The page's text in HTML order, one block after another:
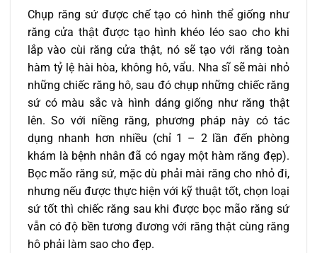
Chụp răng sứ được chế tạo có hình thể giống như
răng cửa thật được tạo hình khéo léo sao cho khi
lắp vào cùi răng cửa thật, nó sẽ tạo với răng toàn
hàm tỷ lệ hài hòa, không hô, vẩu. Nha sĩ sẽ mài nhỏ
những chiếc răng hô, sau đó chụp những chiếc răng
sứ có màu sắc và hình dáng giống như răng thật
lên. So với niềng răng, phương pháp này có tác
dụng nhanh hơn nhiều (chỉ 1 – 2 lần đến phòng
khám là bệnh nhân đã có ngay một hàm răng đẹp).
Bọc mão răng sứ, mặc dù phải mài răng cho nhỏ đi,
nhưng nếu được thực hiện với kỹ thuật tốt, chọn loại
sứ tốt thì chiếc răng sau khi được bọc mão răng sứ
vẫn có độ bền tương đương với răng thật cùng răng
hô phải làm sao cho đẹp.